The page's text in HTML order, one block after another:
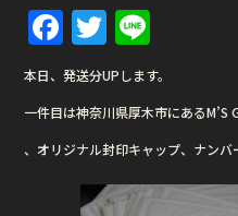
F
a
c
e
b
o
T
w
it
te
r
n
e
本日、発送分UPします。
一件目は神奈川県厚木市にある
、オリジナル封印キャップ、ナンバ